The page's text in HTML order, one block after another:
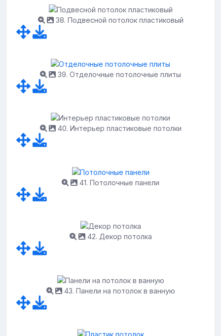
38. Подвесной потолок пластиковый
39. Отделочные потолочные плиты
40. Интерьер пластиковые потолки
41. Потолочные панели
42. Декор потолка
43. Панели на потолок в ванную